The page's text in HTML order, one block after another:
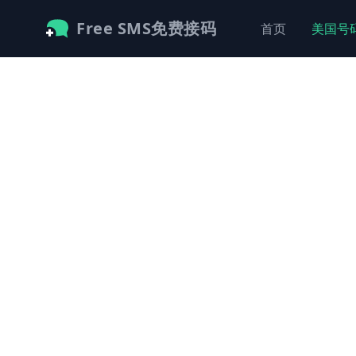
Free SMS免费接码 首页 美国号